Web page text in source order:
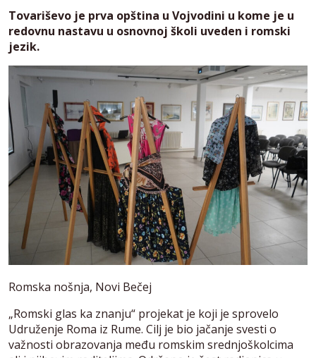
Tovariševo je prva opština u Vojvodini u kome je u
redovnu nastavu u osnovnoj školi uveden i romski
jezik.
Romska nošnja, Novi Bečej
„Romski glas ka znanju“ projekat je koji je sprovelo
Udruženje Roma iz Rume. Cilj je bio jačanje svesti o
važnosti obrazovanja među romskim srednjoškolcima